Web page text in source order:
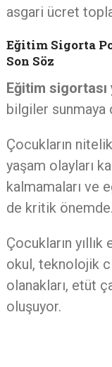
asgari ücret
Eğitim Sigorta
Son Söz
Eğitim sigortası
bilgiler sunmaya
Çocukların
yaşam olayları
kalmamaları ve
de kritik önemde.
Çocukların
okul, teknolojik
olanakları, etüt
oluşuyor.